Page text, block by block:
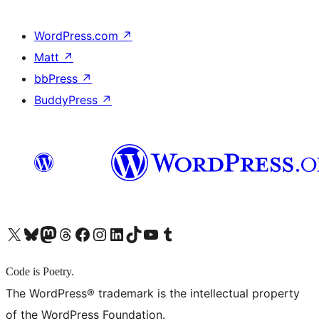
WordPress.com ↗
Matt ↗
bbPress ↗
BuddyPress ↗
X (旧 Twitter) アカウントへBluesky アカウントへMastodon アカウントへThreads アカウントへ Facebook ページへInstagram アカウントへ LinkedIn アカウントへTikTok アカウントへYouTube チャンネルへ Tumblr アカウントへ
Code is Poetry.
The WordPress® trademark is the intellectual property
of the WordPress Foundation.